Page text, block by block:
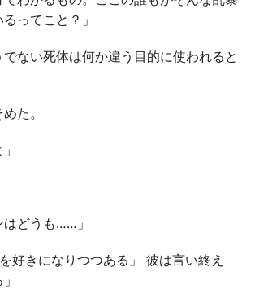
ってこと？」
でない死体は何か違う目的に使われると
た。
はどうも……」
好きになりつつある」 彼は言い終え